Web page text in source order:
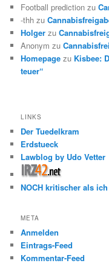
Football prediction zu
-thh zu
Holger zu
Anonym zu
Homepage zu Kisbee:
teuer“
LINKS
Der Tuedelkram
Erdstueck
Lawblog by Udo Vetter
NOCH kritischer als ich
META
Anmelden
Eintrags-Feed
Kommentar-Feed